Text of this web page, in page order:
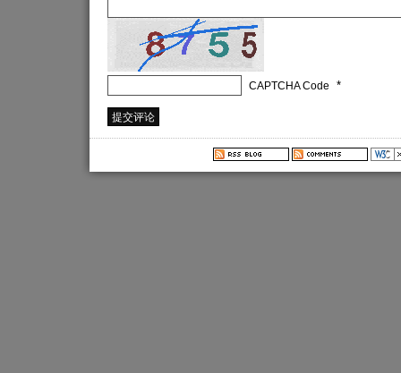
CAPTCHA Code *